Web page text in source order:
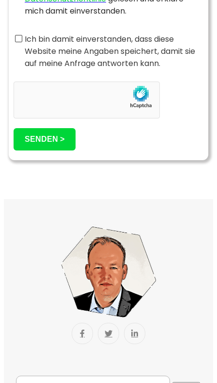
mich damit einverstanden.
Ich bin damit einverstanden, dass diese
Website meine Angaben speichert, damit sie
auf meine Anfrage antworten kann.
SENDEN >